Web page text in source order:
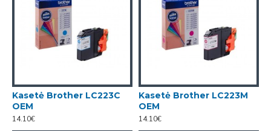
Kasetė Brother LC223C
OEM
14.10€
Kasetė Brother LC223M
OEM
14.10€